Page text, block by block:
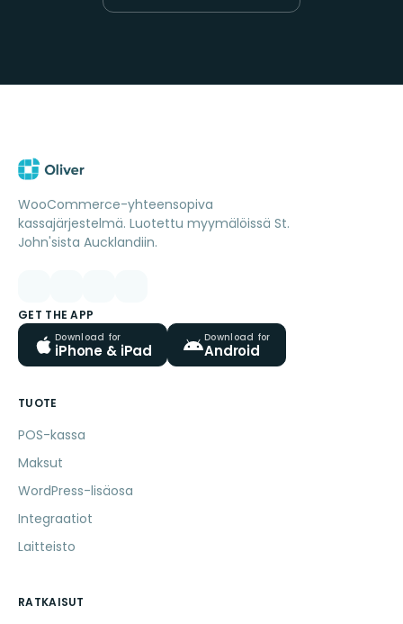
WooCommerce-yhteensopiva
kassajärjestelmä. Luotettu myymälöissä St.
John'sista Aucklandiin.
GET THE APP
Download for
iPhone & iPad
Download for
Android
TUOTE
POS-kassa
Maksut
WordPress-lisäosa
Integraatiot
Laitteisto
RATKAISUT